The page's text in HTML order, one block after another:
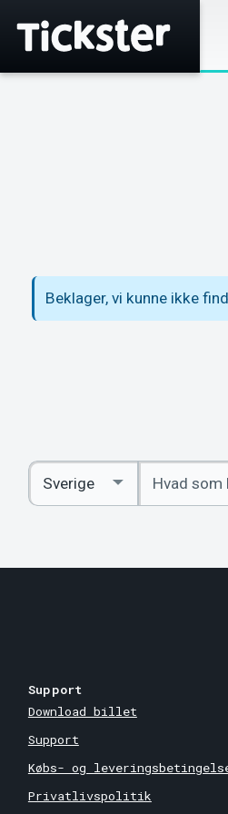
Beklager, vi kunne ikke
Indtast
søgeord
Select
Country
Support
Download billet
Support
Købs- og
Privatlivspolitik